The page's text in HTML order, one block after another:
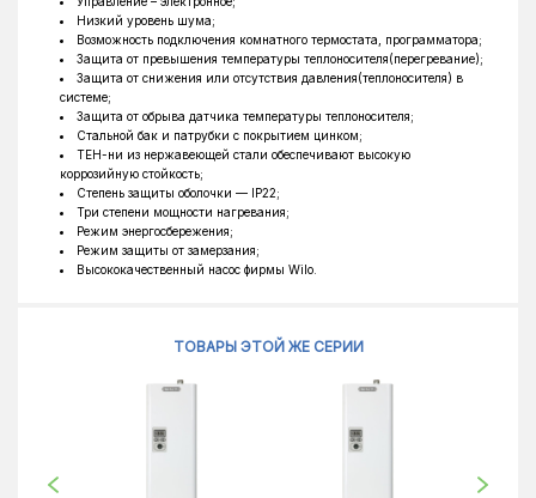
Низкий уровень шума;
Возможность подключения комнатного термостата, программатора;
Защита от превышения температуры теплоносителя(перегревание);
Защита от снижения или отсутствия давления(теплоносителя) в
системе;
Защита от обрыва датчика температуры теплоносителя;
Стальной бак и патрубки с покрытием цинком;
ТЕН-ни из нержавеющей стали обеспечивают высокую
коррозийную стойкость;
Степень защиты оболочки — ІР22;
Три степени мощности нагревания;
Режим энергосбережения;
Режим защиты от замерзания;
Высококачественный насос фирмы Wilo.
ТОВАРЫ ЭТОЙ ЖЕ СЕРИИ